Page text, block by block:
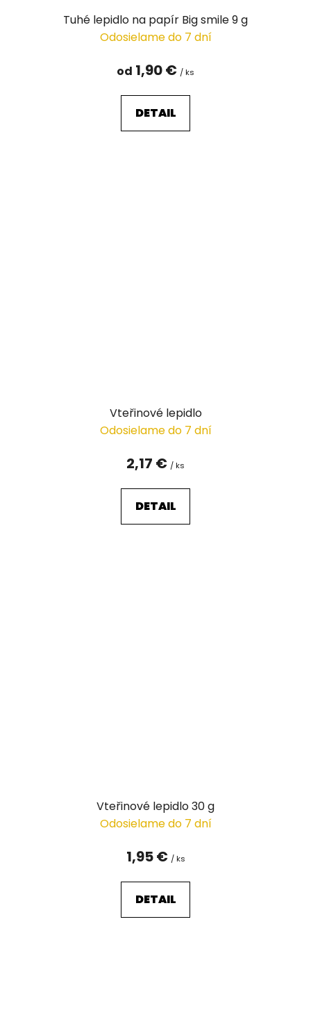
Tuhé lepidlo na papír Big smile 9 g
Odosielame do 7 dní
od 1,90 € / ks
DETAIL
Vteřinové lepidlo
Odosielame do 7 dní
2,17 € / ks
DETAIL
Vteřinové lepidlo 30 g
Odosielame do 7 dní
1,95 € / ks
DETAIL